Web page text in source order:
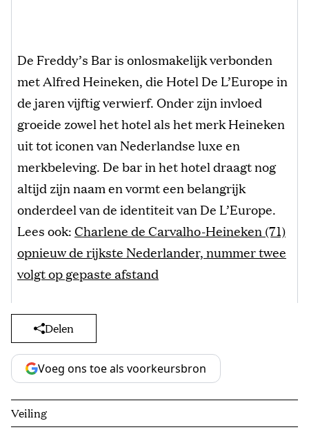
De Freddy’s Bar is onlosmakelijk verbonden
met Alfred Heineken, die Hotel De L’Europe in
de jaren vijftig verwierf. Onder zijn invloed
groeide zowel het hotel als het merk Heineken
uit tot iconen van Nederlandse luxe en
merkbeleving. De bar in het hotel draagt nog
altijd zijn naam en vormt een belangrijk
onderdeel van de identiteit van De L’Europe.
Lees ook:Charlene de Carvalho-Heineken (71)
opnieuw de rijkste Nederlander, nummer twee
volgt op gepaste afstand
Delen
Voeg ons toe als voorkeursbron
Veiling